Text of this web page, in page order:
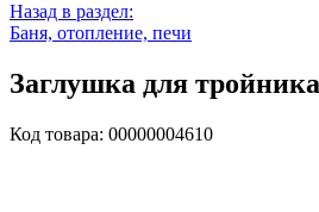
Назад в раздел:
Баня, отопление, печи
Заглушка для
Код товара: 00000004610